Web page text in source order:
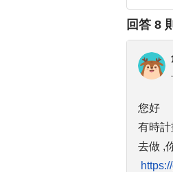
回答 8
您好
有時
去做 ,